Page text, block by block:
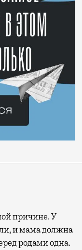
причине. У
и мама должна
родами одна.